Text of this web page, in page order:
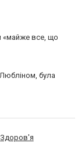
«майже все, що
була
Здоров'я